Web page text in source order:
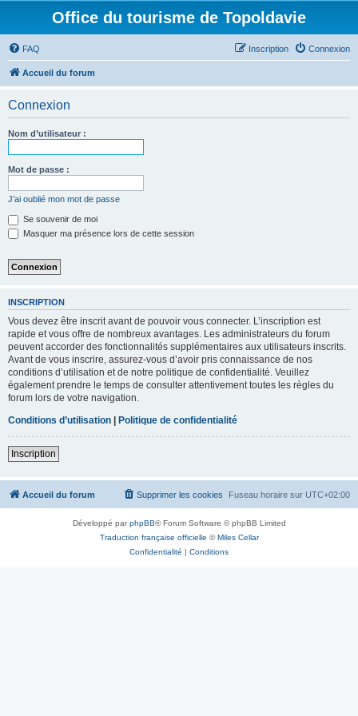
Office du tourisme de Topoldavie
FAQ Connexion
Inscription
Accueil du forum
Connexion
Nom d’utilisateur :
Mot de passe :
J’ai oublié mon mot de passe
Se souvenir de moi
Masquer ma présence lors de cette session
INSCRIPTION
Vous devez être inscrit avant de pouvoir vous connecter. L’inscription est
rapide et vous offre de nombreux avantages. Les administrateurs du forum
peuvent accorder des fonctionnalités supplémentaires aux utilisateurs inscrits.
Avant de vous inscrire, assurez-vous d’avoir pris connaissance de nos
conditions d’utilisation et de notre politique de confidentialité. Veuillez
également prendre le temps de consulter attentivement toutes les règles du
forum lors de votre navigation.
Conditions d’utilisation | Politique de confidentialité
Inscription
Accueil du forum Fuseau horaire sur UTC+02:00
Supprimer les cookies
Développé parphpBB® Forum Software © phpBB Limited
Traduction française officielle ©Miles Cellar
Confidentialité | Conditions